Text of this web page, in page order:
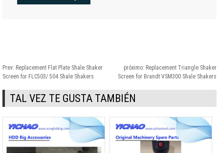
Prev: Replacement Flat Plate Shale Shaker
Screen for FLC503/ 504 Shale Shakers
próximo: Replacement Triangle Shaker
Screen for Brandt VSM300 Shale Shakers
TAL VEZ TE GUSTA TAMBIÉN